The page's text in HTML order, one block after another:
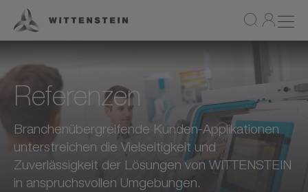
Referenzen
Branchenübergreifende Kunden-Applikationen
unterstreichen die Vielseitigkeit und
Zuverlässigkeit der Lösungen von WITTENSTEIN
in anspruchsvollen Umgebungen.